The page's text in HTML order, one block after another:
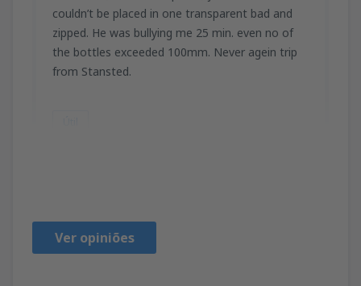
couldn’t be placed in one transparent bad and
zipped. He was bullying me 25 min. even no of
the bottles exceeded 100mm. Never agein trip
from Stansted.
Ver opiniões